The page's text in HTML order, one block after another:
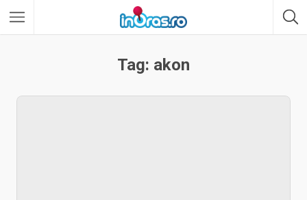
Tag: akon